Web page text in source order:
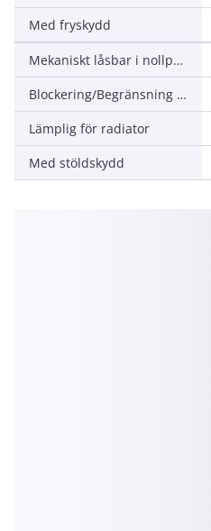
Med fryskydd
Mekaniskt låsbar i nollposition
Blockering/Begränsning av inställning
Lämplig för radiator
Med stöldskydd